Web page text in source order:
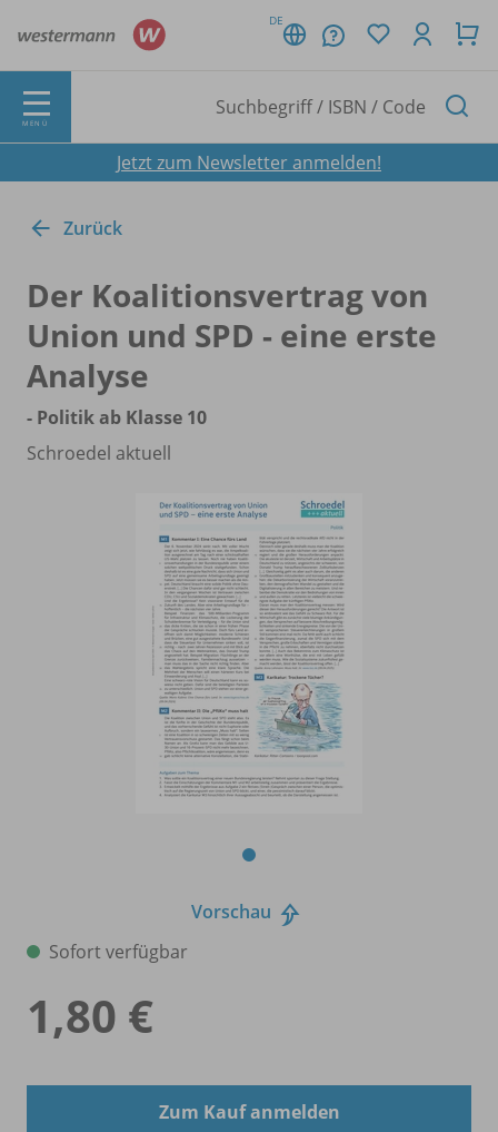
DE
MENÜ
Jetzt zum Newsletter anmelden!
Zurück
Der Koalitionsvertrag von
Union und SPD - eine erste
Analyse
- Politik ab Klasse 10
Schroedel aktuell
Vorschau
Sofort verfügbar
1,80 €
Zum Kauf anmelden